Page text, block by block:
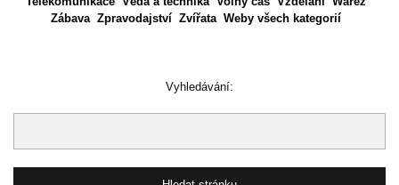
Zábava Zpravodajství Zvířata Weby všech kategorií
Vyhledávání: